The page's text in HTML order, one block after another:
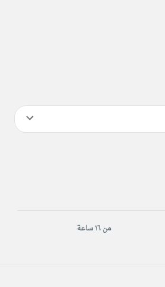
من ١٦ ساعة